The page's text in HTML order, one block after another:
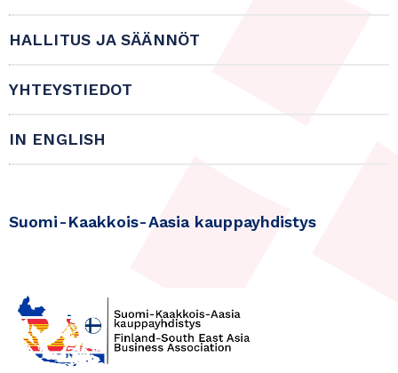
HALLITUS JA SÄÄNNÖT
YHTEYSTIEDOT
IN ENGLISH
Suomi-Kaakkois-Aasia kauppayhdistys